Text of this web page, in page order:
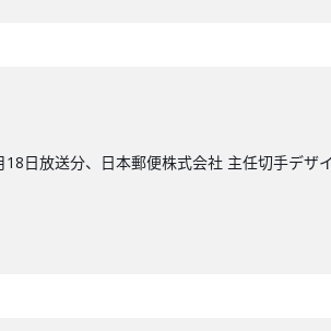
日放送分、日本郵便株式会社 主任切手デザ